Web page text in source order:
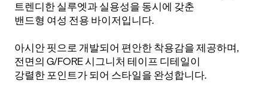
트렌디한 실루엣과 실용성을 동시에 갖춘
밴드형 여성 전용 바이저입니다.
아시안 핏으로 개발되어 편안한 착용감을 제공하며,
전면의 G/FORE 시그니처 테이프 디테일이
강렬한 포인트가 되어 스타일을 완성합니다.